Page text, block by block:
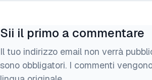
Sii il primo a commentare
Il tuo indirizzo email non verrà
sono obbligatori. I commenti